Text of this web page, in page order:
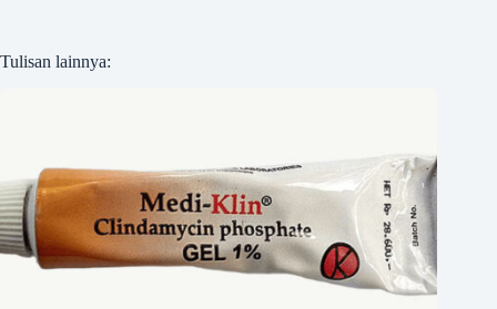
Tulisan lainnya: